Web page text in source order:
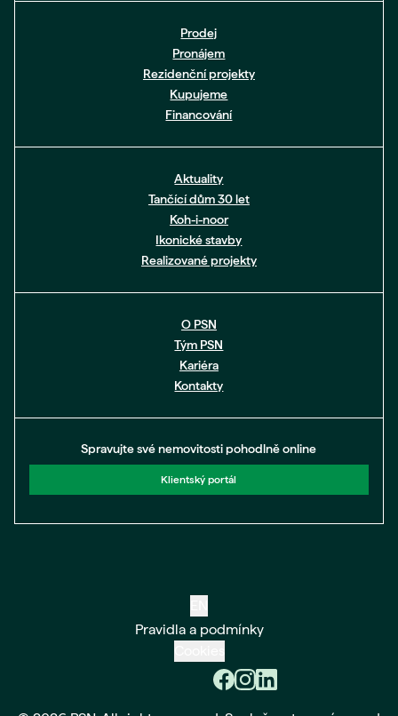
Prodej
Pronájem
Rezidenční projekty
Kupujeme
Financování
Aktuality
Tančící dům 30 let
Koh-i-noor
Ikonické stavby
Realizované projekty
O PSN
Tým PSN
Kariéra
Kontakty
Spravujte své nemovitosti pohodlně online
Klientský portál
Pravidla a podmínky